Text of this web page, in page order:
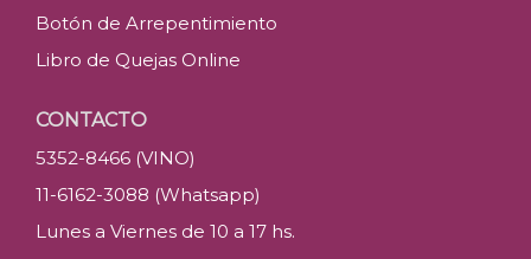
Botón de Arrepentimiento
Libro de Quejas Online
CONTACTO
5352-8466 (VINO)
11-6162-3088 (Whatsapp)
Lunes a Viernes de 10 a 17 hs.